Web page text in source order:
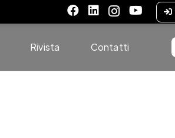
Rivista Contatti